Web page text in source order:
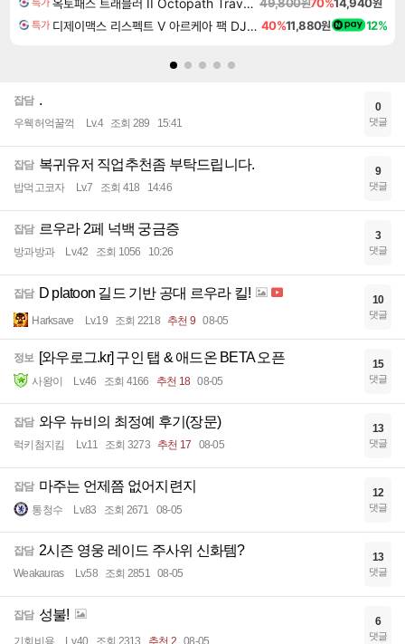
특가 디제이맥스 리스펙트 V 아르케아 팩 DJMAX RESPECT V Arcaea Pack DLC 40%11,880원 12%
잡담 .
우웩허억꿀꺽 Lv.4 조회 289 15:41
0
댓글
잡담 복귀유저 직업추천좀 부탁드립니다.
밥먹고코자 Lv.7 조회 418 14:46
9
댓글
잡담 르우라 2페 넉백 궁금증
방과방과 Lv.42 조회 1056 10:26
3
댓글
잡담 D platoon 길드 기반 공대 르우라 킬!
Harksave Lv.19 조회 2218 추천 9 08-05
10
댓글
정보 [와우로그.kr] 구인 탭 & 애드온 BETA 오픈
사왕이 Lv.46 조회 4166 추천 18 08-05
15
댓글
잡담 와우 뉴비의 최정예 후기(장문)
럭키첨지킴 Lv.11 조회 3273 추천 17 08-05
13
댓글
잡담 마주는 언제쯤 없어지련지
통청수 Lv.83 조회 2671 08-05
12
댓글
잡담 2시즌 영웅 레이드 주사위 신화템?
Weakauras Lv.58 조회 2851 08-05
13
댓글
잡담 성불!
기회비용 Lv.40 조회 2313 추천 2 08-05
6
댓글